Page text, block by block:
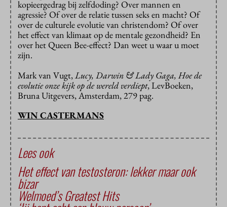
kopieergedrag bij zelfdoding? Over mannen en
agressie? Of over de relatie tussen seks en macht? Of
over de culturele evolutie van christendom? Of over
het effect van klimaat op de mentale gezondheid? En
over het Queen Bee-effect? Dan weet u waar u moet
zijn.
Mark van Vugt,Lucy, Darwin & Lady Gaga, Hoe de
evolutie onze kijk op de wereld verdiept, LevBoeken,
Bruna Uitgevers, Amsterdam, 279 pag.
WIN CASTERMANS
Lees ook
Het effect van testosteron: lekker maar ook
bizar
Welmoed’s Greatest Hits